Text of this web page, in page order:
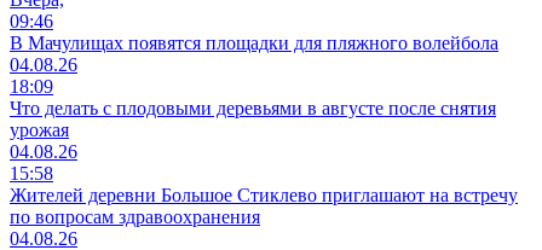
09:46
В Мачулищах появятся площадки для пляжного волейбола
04.08.26
18:09
Что делать с плодовыми деревьями в августе после снятия
урожая
04.08.26
15:58
Жителей деревни Большое Стиклево приглашают на встречу
по вопросам здравоохранения
04.08.26